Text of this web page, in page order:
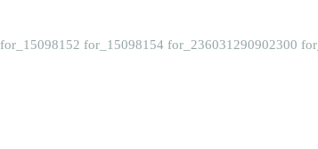
for_15098154 for_236031290902300 for_